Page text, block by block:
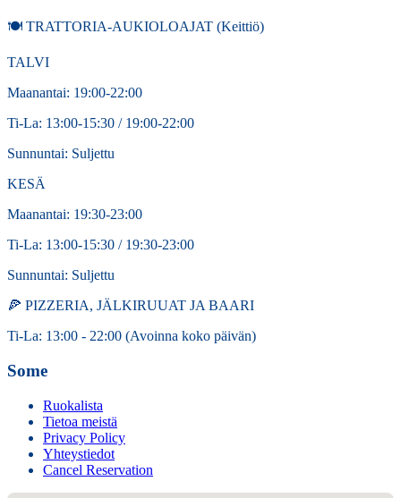
🍽️ TRATTORIA-AUKIOLOAJAT (Keittiö)
TALVI
Maanantai: 19:00-22:00
Ti-La: 13:00-15:30 / 19:00-22:00
Sunnuntai: Suljettu
KESÄ
Maanantai: 19:30-23:00
Ti-La: 13:00-15:30 / 19:30-23:00
Sunnuntai: Suljettu
🍕 PIZZERIA, JÄLKIRUUAT JA BAARI
Ti-La: 13:00 - 22:00 (Avoinna koko päivän)
Some
Ruokalista
Tietoa meistä
Privacy Policy
Yhteystiedot
Cancel Reservation